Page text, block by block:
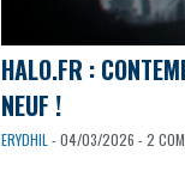
HALO.FR :
NEUF !
ERYDHIL - 04/03/2026 - 2